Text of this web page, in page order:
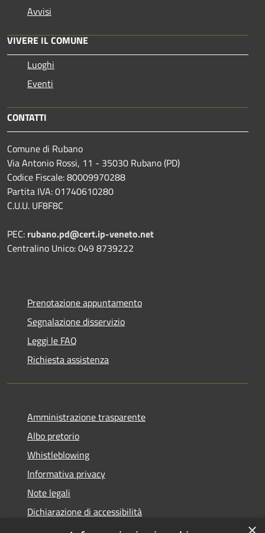
Avvisi
VIVERE IL COMUNE
Luoghi
Eventi
CONTATTI
Comune di Rubano
Via Antonio Rossi, 11 - 35030 Rubano (PD)
Codice Fiscale: 80009970288
Partita IVA: 01740610280
C.U.U. UF8F8C
PEC: rubano.pd@cert.ip-veneto.net
Centralino Unico: 049 8739222
Prenotazione appuntamento
Segnalazione disservizio
Leggi le FAQ
Richiesta assistenza
Amministrazione trasparente
Albo pretorio
Whistleblowing
Informativa privacy
Note legali
Dichiarazione di accessibilità